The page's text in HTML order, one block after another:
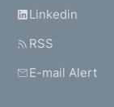
Linkedin
RSS
E-mail Alert